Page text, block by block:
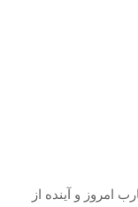
امروز و آینده از